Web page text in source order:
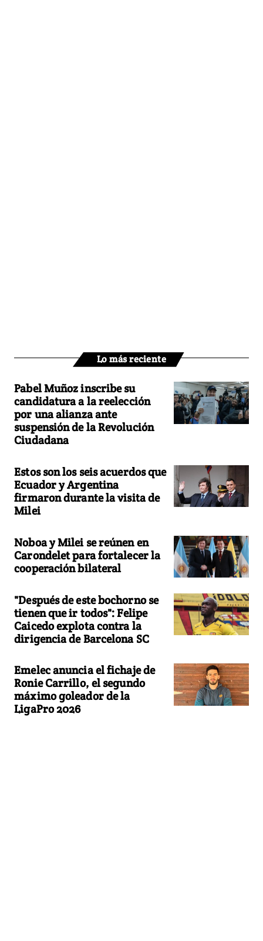
Lo más reciente
Pabel Muñoz inscribe su
candidatura a la reelección
por una alianza ante
suspensión de la Revolución
Ciudadana
Estos son los seis acuerdos que
Ecuador y Argentina
firmaron durante la visita de
Milei
Noboa y Milei se reúnen en
Carondelet para fortalecer la
cooperación bilateral
"Después de este bochorno se
tienen que ir todos": Felipe
Caicedo explota contra la
dirigencia de Barcelona SC
Emelec anuncia el fichaje de
Ronie Carrillo, el segundo
máximo goleador de la
LigaPro 2026